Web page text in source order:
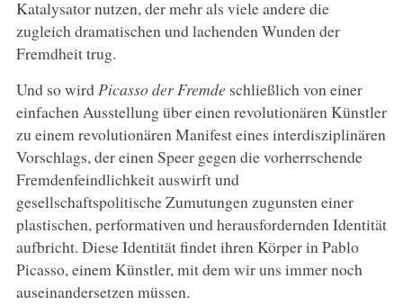
Katalysator nutzen, der mehr als viele andere die
zugleich dramatischen und lachenden Wunden der
Fremdheit trug.
Und so wirdPicasso der Fremdeschließlich von einer
einfachen Ausstellung über einen revolutionären Künstler
zu einem revolutionären Manifest eines interdisziplinären
Vorschlags, der einen Speer gegen die vorherrschende
Fremdenfeindlichkeit auswirft und
gesellschaftspolitische Zumutungen zugunsten einer
plastischen, performativen und herausfordernden Identität
aufbricht. Diese Identität findet ihren Körper in Pablo
Picasso, einem Künstler, mit dem wir uns immer noch
auseinandersetzen müssen.